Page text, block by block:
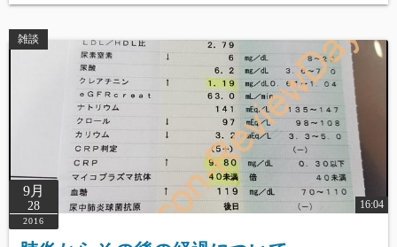
雑談
9月
28
2016
16:04